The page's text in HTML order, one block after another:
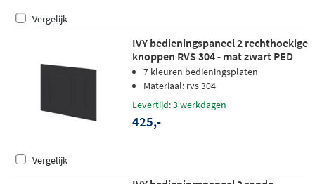
Vergelijk
IVY bedieningspaneel 2 rechthoekige
knoppen RVS 304 - mat zwart PED
7 kleuren bedieningsplaten
Materiaal: rvs 304
Levertijd: 3 werkdagen
425,-
Vergelijk